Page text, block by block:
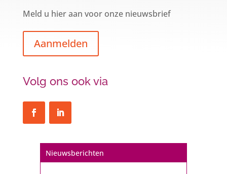
Meld u hier aan voor onze nieuwsbrief
Aanmelden
Volg ons ook via
Nieuwsberichten
De woningmarkt is nog steeds in beweging.
Misschien denkt u na over verhuizen, verbouwen